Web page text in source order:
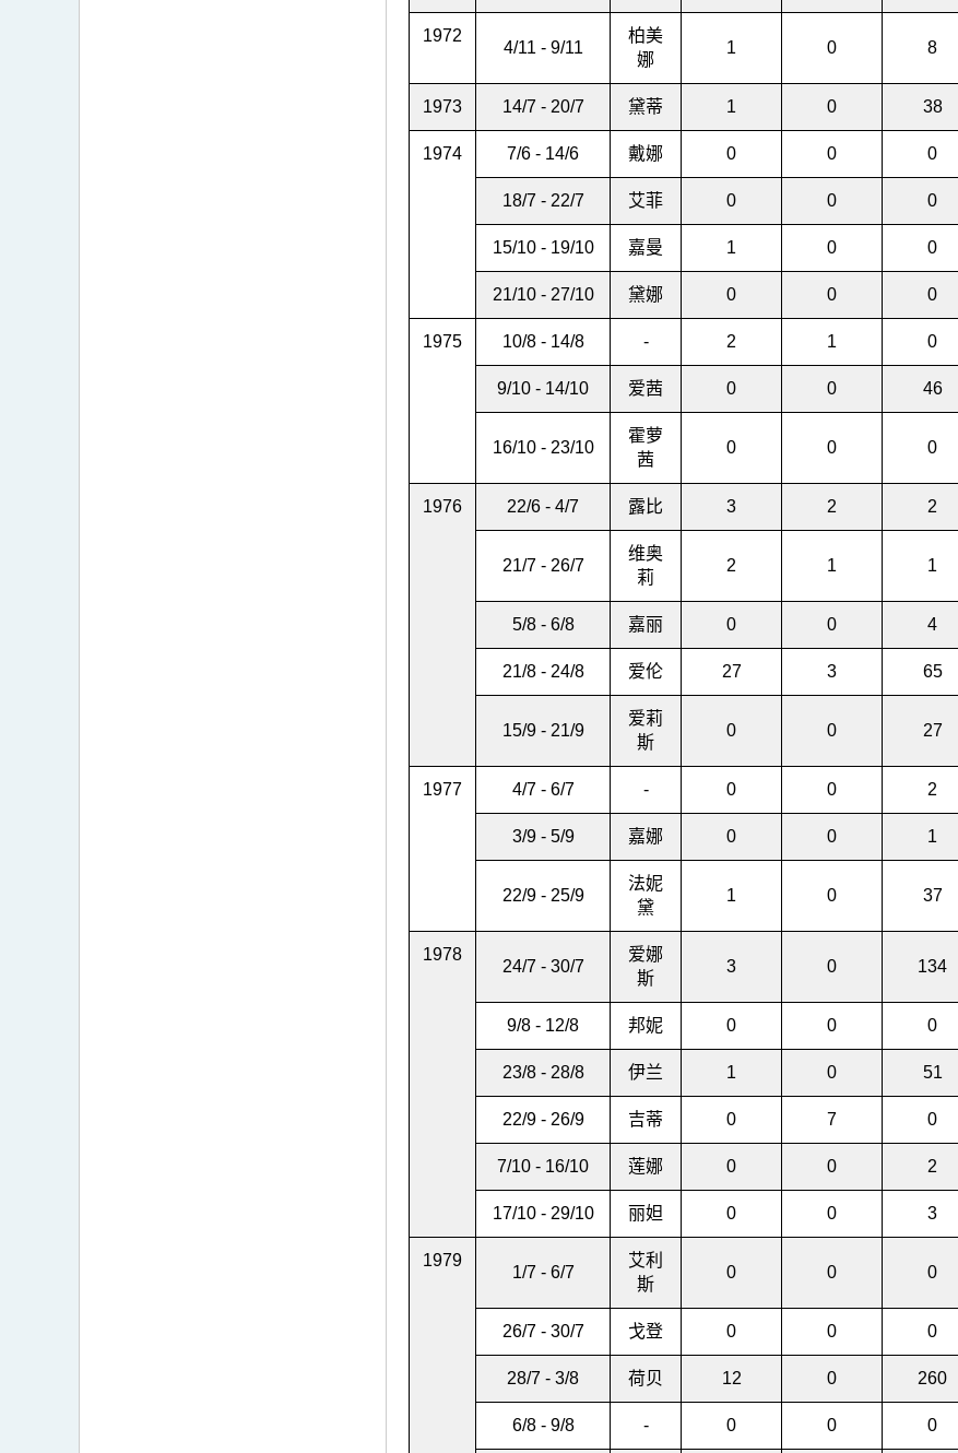
1972
4/11 - 9/11
柏美
娜
1 0 8
1973 14/7 - 20/7 黛蒂 1 0 38
1974 7/6 - 14/6 戴娜 0 0 0
18/7 - 22/7 艾菲 0 0 0
15/10 - 19/10 嘉曼 1 0 0
21/10 - 27/10 黛娜 0 0 0
1975 10/8 - 14/8 - 2 1 0
9/10 - 14/10 爱茜 0 0 46
16/10 - 23/10
霍萝
茜
0 0 0
1976 22/6 - 4/7 露比 3 2 2
21/7 - 26/7
维奥
莉
2 1 1
5/8 - 6/8 嘉丽 0 0 4
21/8 - 24/8 爱伦 27 3 65
15/9 - 21/9
爱莉
斯
0 0 27
1977 4/7 - 6/7 - 0 0 2
3/9 - 5/9 嘉娜 0 0 1
22/9 - 25/9
法妮
黛
1 0 37
1978
24/7 - 30/7
爱娜
斯
3 0 134
9/8 - 12/8 邦妮 0 0 0
23/8 - 28/8 伊兰 1 0 51
22/9 - 26/9 吉蒂 0 7 0
7/10 - 16/10 莲娜 0 0 2
17/10 - 29/10 丽妲 0 0 3
1979
1/7 - 6/7
艾利
斯
0 0 0
26/7 - 30/7 戈登 0 0 0
28/7 - 3/8 荷贝 12 0 260
6/8 - 9/8 - 0 0 0